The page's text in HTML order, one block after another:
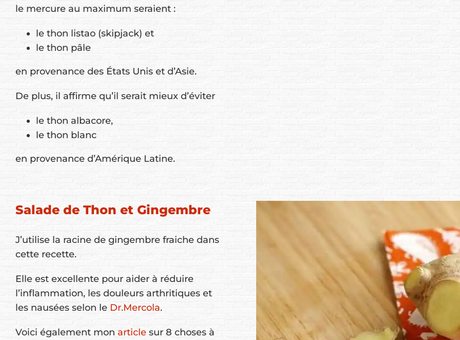
le mercure au maximum seraient :
le thon listao (skipjack) et
le thon pâle
en provenance des États Unis et d’Asie.
De plus, il affirme qu’il serait mieux d’éviter
le thon albacore,
le thon blanc
en provenance d’Amérique Latine.
Salade de Thon et Gingembre
J’utilise la racine de gingembre fraiche dans
cette recette.
Elle est excellente pour aider à réduire
l’inflammation, les douleurs arthritiques et
les nausées selon le Dr.Mercola.
Voici également mon article sur 8 choses à